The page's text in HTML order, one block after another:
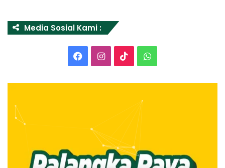
Media Sosial Kami :
FacebookInstagram
TikTokWhatsApp